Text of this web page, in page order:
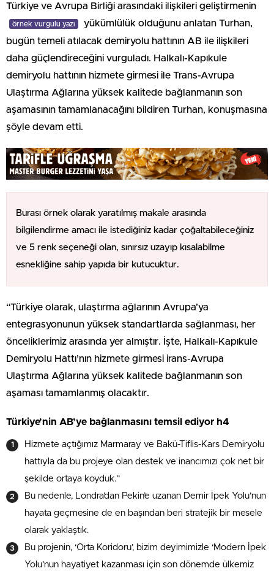
Türkiye ve Avrupa Birliği arasındaki ilişkileri geliştirmenin
örnek vurgulu yazı
yükümlülük olduğunu anlatan Turhan,
bugün temeli atılacak demiryolu hattının AB ile ilişkileri
daha güçlendireceğini vurguladı. Halkalı-Kapıkule
demiryolu hattının hizmete girmesi ile Trans-Avrupa
Ulaştırma Ağlarına yüksek kalitede bağlanmanın son
aşamasının tamamlanacağını bildiren Turhan, konuşmasına
şöyle devam etti.
Burası örnek olarak yaratılmış makale arasında
bilgilendirme amacı ile istediğiniz kadar çoğaltabileceğiniz
ve 5 renk seçeneği olan, sınırsız uzayıp kısalabilme
esnekliğine sahip yapıda bir kutucuktur.
“Türkiye olarak, ulaştırma ağlarının Avrupa’ya
entegrasyonunun yüksek standartlarda sağlanması, her
önceliklerimiz arasında yer almıştır. İşte, Halkalı-Kapıkule
Demiryolu Hattı’nın hizmete girmesi irans-Avrupa
Ulaştırma Ağlarına yüksek kalitede bağlanmanın son
aşaması tamamlanmış olacaktır.
Türkiye’nin AB’ye bağlanmasını temsil ediyor h4
Hizmete açtığımız Marmaray ve Bakü-Tiflis-Kars Demiryolu
hattıyla da bu projeye olan destek ve inancımızı çok net bir
şekilde ortaya koyduk.”
Bu nedenle, Londra’dan Pekin’e uzanan Demir İpek Yolu’nun
hayata geçmesine de en başından beri stratejik bir mesele
olarak yaklaştık.
Bu projenin, ‘Orta Koridoru’, bizim deyimimizle ‘Modern İpek
Yolu’nun hayatiyet kazanması için son dönemde ülkemiz